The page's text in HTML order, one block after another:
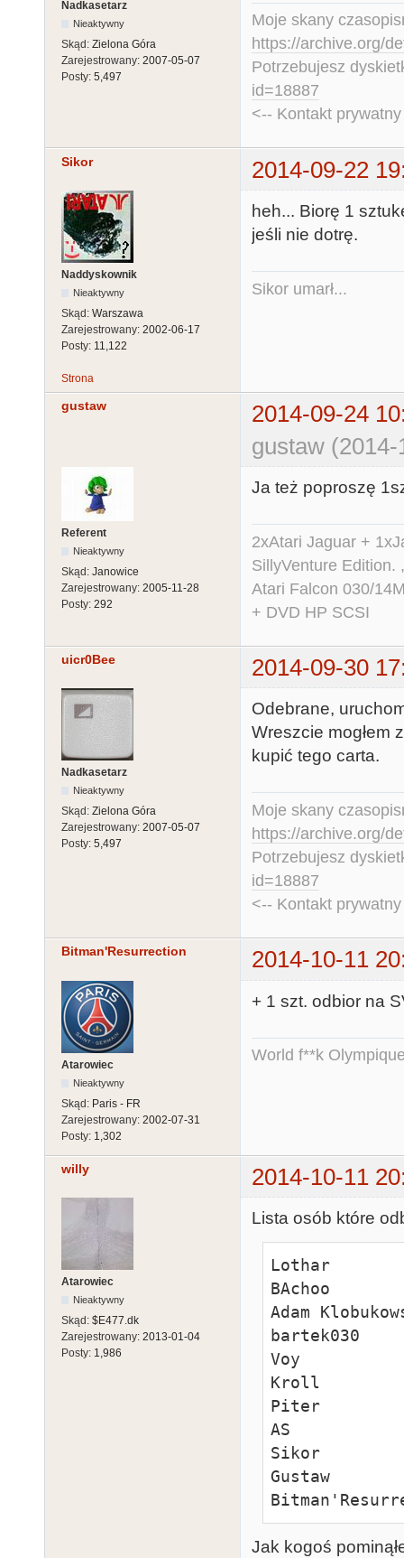
Nadkasetarz
Nieaktywny
Skąd: Zielona Góra
Zarejestrowany: 2007-05-07
Posty: 5,497
Moje skany
https://archive.org/
Potrzebujesz
id=18887
<-- Kontakt
Sikor 2014-09-22
Naddyskownik
Nieaktywny
Skąd: Warszawa
Zarejestrowany: 2002-06-17
Posty: 11,122
heh... Biorę 1
jeśli nie dotrę.
Sikor umarł...
Strona
gustaw
2014-09-24
gustaw
Referent
Nieaktywny
Skąd: Janowice
Zarejestrowany: 2005-11-28
Posty: 292
Ja też poproszę
2xAtari Jaguar +
SillyVenture Edition.
Atari Falcon 030/
+ DVD HP SCSI
uicr0Bee 2014-09-30
Nadkasetarz
Nieaktywny
Skąd: Zielona Góra
Zarejestrowany: 2007-05-07
Posty: 5,497
Odebrane,
Wreszcie mogłem
kupić tego carta.
Moje skany
https://archive.org/
Potrzebujesz
id=18887
<-- Kontakt
Bitman'Resurrection 2014-10-11
Atarowiec
Nieaktywny
Skąd: Paris - FR
Zarejestrowany: 2002-07-31
Posty: 1,302
+ 1 szt. odbior na
World f**k
willy 2014-10-11
Atarowiec
Nieaktywny
Skąd: $E477.dk
Zarejestrowany: 2013-01-04
Posty: 1,986
Lista osób które
Lothar
BAchoo
Adam
bartek030
Voy
Kroll
Piter
AS
Sikor
Gustaw
Jak kogoś